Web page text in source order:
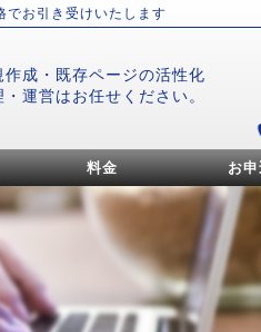
お引き受けいたします
成・既存ページの活性化
運営はお任せください。
料金 お